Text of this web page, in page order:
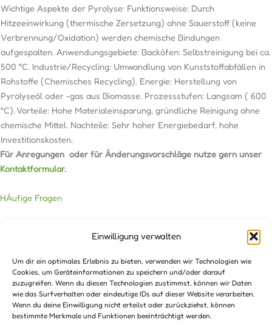
Einwilligung verwalten
Um dir ein optimales Erlebnis zu bieten, verwenden wir Technologien wie
Cookies, um Geräteinformationen zu speichern und/oder darauf
zuzugreifen. Wenn du diesen Technologien zustimmst, können wir Daten
wie das Surfverhalten oder eindeutige IDs auf dieser Website verarbeiten.
Wenn du deine Einwilligung nicht erteilst oder zurückziehst, können
bestimmte Merkmale und Funktionen beeinträchtigt werden.
Wichtige Aspekte der Pyrolyse: Funktionsweise: Durch
Hitzeeinwirkung (thermische Zersetzung) ohne Sauerstoff (keine
Verbrennung/Oxidation) werden chemische Bindungen
aufgespalten. Anwendungsgebiete: Backöfen: Selbstreinigung bei ca.
500 °C. Industrie/Recycling: Umwandlung von Kunststoffabfällen in
Rohstoffe (Chemisches Recycling). Energie: Herstellung von
Pyrolyseöl oder -gas aus Biomasse. Prozessstufen: Langsam ( 600
°C). Vorteile: Hohe Materialeinsparung, gründliche Reinigung ohne
chemische Mittel. Nachteile: Sehr hoher Energiebedarf, hohe
Investitionskosten.
Für Anregungen oder für Änderungsvorschläge nutze gern unser
Kontaktformular.
HÄufige Fragen
Impressum
AGB’s
Haftungshinweis